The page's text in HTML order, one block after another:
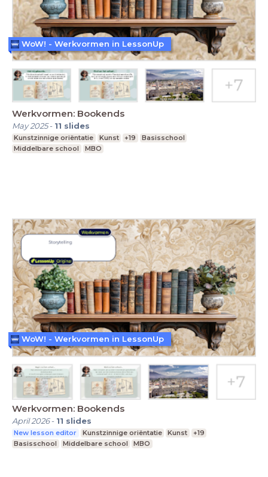
Werkvormen: Bookends
May 2025- 11 slides
Kunstzinnige oriëntatie Kunst +19
Basisschool
Middelbare school
MBO
WoW! - Werkvormen in LessonUp
Werkvormen: Bookends
April 2026- 11 slides
New lesson editor Kunstzinnige oriëntatie Kunst
+19
Basisschool
Middelbare school MBO
WoW! - Werkvormen in LessonUp